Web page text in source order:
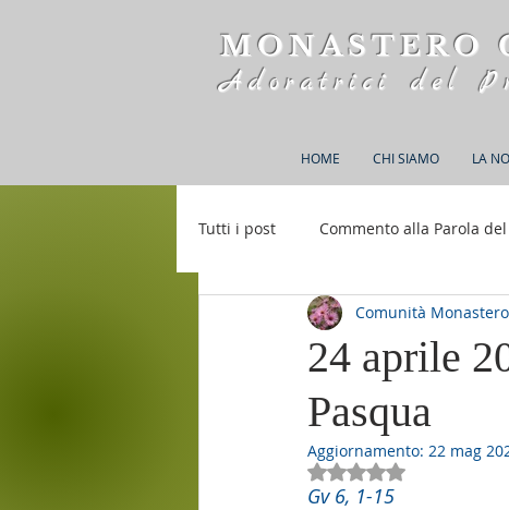
MONASTERO
Adoratrici del
HOME CHI SIAMO LA
Tutti i post Commento alla Parola
Rifugio S. M. della Bellezza
24 aprile
Pasqua
Comunità
Aggiornamento: 22 mag
Valutazione NaN
Gv 6, 1-15